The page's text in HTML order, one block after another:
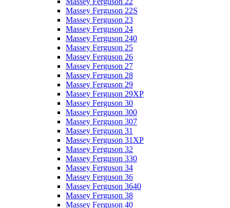
Massey Ferguson 22S
Massey Ferguson 23
Massey Ferguson 24
Massey Ferguson 240
Massey Ferguson 25
Massey Ferguson 26
Massey Ferguson 27
Massey Ferguson 28
Massey Ferguson 29
Massey Ferguson 29XP
Massey Ferguson 30
Massey Ferguson 300
Massey Ferguson 307
Massey Ferguson 31
Massey Ferguson 31XP
Massey Ferguson 32
Massey Ferguson 330
Massey Ferguson 34
Massey Ferguson 36
Massey Ferguson 3640
Massey Ferguson 38
Massey Ferguson 40